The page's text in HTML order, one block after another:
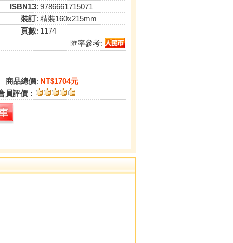
ISBN13: 9786661715071
裝訂: 精裝160x215mm
頁數: 1174
匯率參考:
商品總價: NT$1704元
員評價：